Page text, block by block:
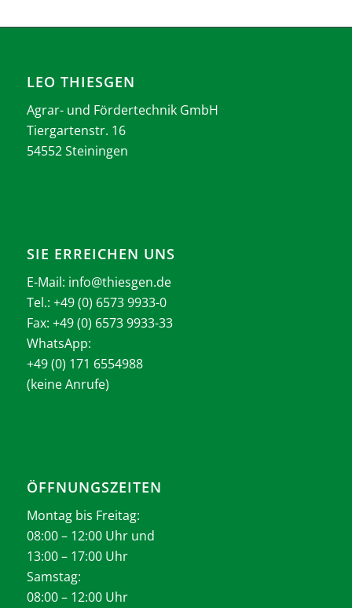
LEO THIESGEN
Agrar- und Fördertechnik GmbH
Tiergartenstr. 16
54552 Steiningen
SIE ERREICHEN UNS
E-Mail: info@thiesgen.de
Tel.: +49 (0) 6573 9933-0
Fax: +49 (0) 6573 9933-33
WhatsApp:
+49 (0) 171 6554988
(keine Anrufe)
ÖFFNUNGSZEITEN
Montag bis Freitag:
08:00 – 12:00 Uhr und
13:00 – 17:00 Uhr
Samstag:
08:00 – 12:00 Uhr